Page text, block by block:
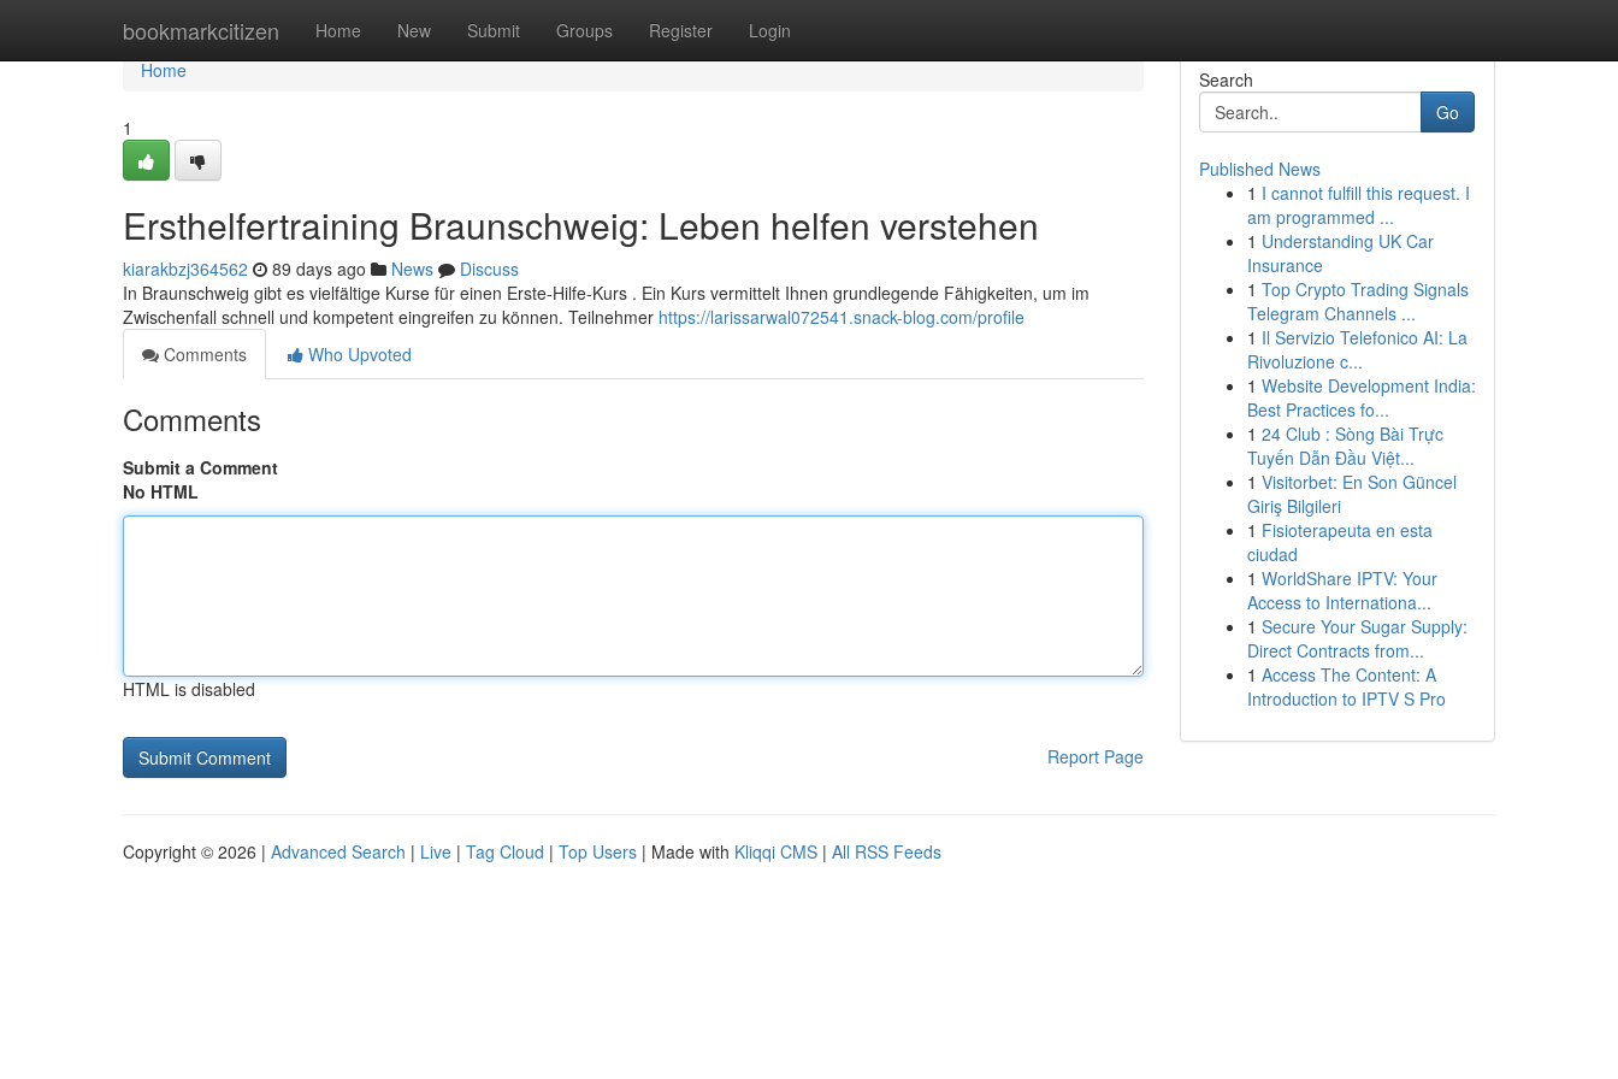
bookmarkcitizen Home New Submit Groups Register Login
Home
Home
1
Ersthelfertraining Braunschweig: Leben helfen verstehen
kiarakbzj364562 89 days ago News
Discuss
In Braunschweig gibt es vielfältige Kurse für einen Erste-Hilfe-Kurs . Ein Kurs vermittelt Ihnen grundlegende Fähigkeiten, um im
Zwischenfall schnell und kompetent eingreifen zu können. Teilnehmer https://larissarwal072541.snack-blog.com/profile
Comments
Who Upvoted
Comments
Submit a Comment
No HTML
HTML is disabled
Report Page
Search
Go
Published News
1 I cannot fulfill this request. I
am programmed ...
1 Understanding UK Car
Insurance
1 Top Crypto Trading Signals
Telegram Channels ...
1 Il Servizio Telefonico AI: La
Rivoluzione c...
1 Website Development India:
Best Practices fo...
1 24 Club : Sòng Bài Trực
Tuyến Dẫn Đầu Việt...
1 Visitorbet: En Son Güncel
Giriş Bilgileri
1 Fisioterapeuta en esta
ciudad
1 WorldShare IPTV: Your
Access to Internationa...
1 Secure Your Sugar Supply:
Direct Contracts from...
1 Access The Content: A
Introduction to IPTV S Pro
Copyright © 2026 | Advanced Search | Live | Tag Cloud | Top Users | Made with Kliqqi CMS | All RSS Feeds